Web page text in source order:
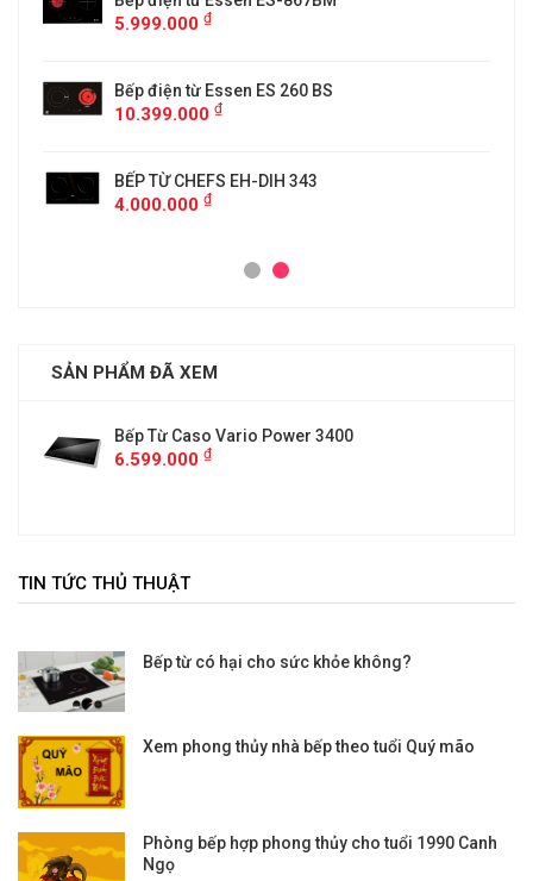
5.999.000 ₫
Bếp điện từ Essen ES 260 BS
10.399.000 ₫
BẾP TỪ CHEFS EH-DIH 343
4.000.000 ₫
SẢN PHẨM ĐÃ XEM
Bếp Từ Caso Vario Power 3400
6.599.000 ₫
TIN TỨC THỦ THUẬT
Bếp từ có hại cho sức khỏe không?
Xem phong thủy nhà bếp theo tuổi Quý mão
Phòng bếp hợp phong thủy cho tuổi 1990 Canh
Ngọ